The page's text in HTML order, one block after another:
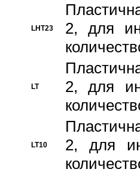
LHT23
2, для
LT
2, для
LT10
2, для